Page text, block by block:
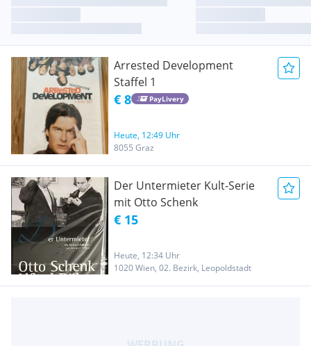
Arrested Development
Staffel 1
€ 8 PayLivery
Heute, 12:49 Uhr
8055 Graz
Der Untermieter Kult-Serie
mit Otto Schenk
€ 15
Heute, 12:34 Uhr
1020 Wien, 02. Bezirk, Leopoldstadt